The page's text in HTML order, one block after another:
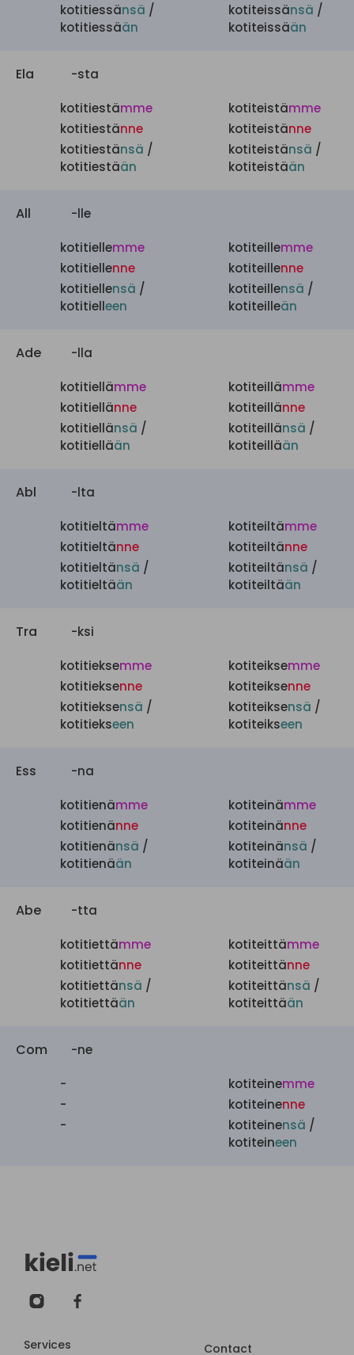
kotitiessänsä /
kotitiessään
kotiteissänsä /
kotiteissään
Ela -sta
kotitiestämme
kotitiestänne
kotitiestänsä /
kotitiestään
kotiteistämme
kotiteistänne
kotiteistänsä /
kotiteistään
All -lle
kotitiellemme
kotitiellenne
kotitiellensä /
kotitielleen
kotiteillemme
kotiteillenne
kotiteillensä /
kotiteilleän
Ade -lla
kotitiellämme
kotitiellänne
kotitiellänsä /
kotitiellään
kotiteillämme
kotiteillänne
kotiteillänsä /
kotiteillään
Abl -lta
kotitieltämme
kotitieltänne
kotitieltänsä /
kotitieltään
kotiteiltämme
kotiteiltänne
kotiteiltänsä /
kotiteiltään
Tra -ksi
kotitieksemme
kotitieksenne
kotitieksensä /
kotitiekseen
kotiteiksemme
kotiteiksenne
kotiteiksensä /
kotiteikseen
Ess -na
kotitienämme
kotitienänne
kotitienänsä /
kotitienään
kotiteinämme
kotiteinänne
kotiteinänsä /
kotiteinään
Abe -tta
kotitiettämme
kotitiettänne
kotitiettänsä /
kotitiettään
kotiteittämme
kotiteittänne
kotiteittänsä /
kotiteittään
Com -ne
-
-
-
kotiteinemme
kotiteinenne
kotiteinensä /
kotiteineen
Services Contact